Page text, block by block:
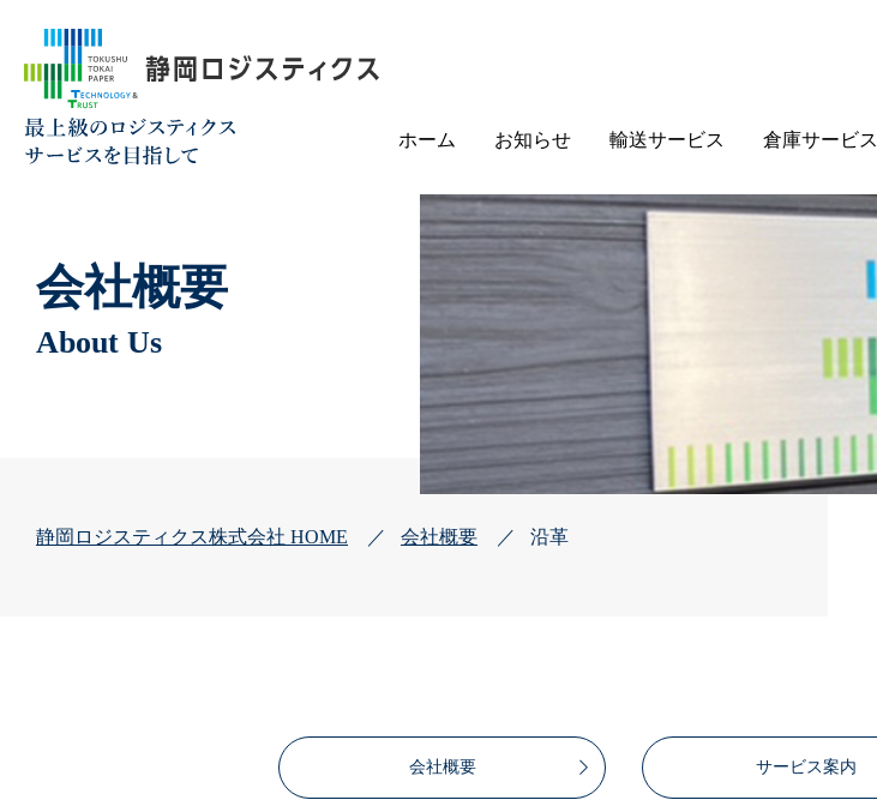
ホーム お知らせ 輸送サービス 倉庫サービス
会社概要
About Us
静岡ロジスティクス株式会社 HOME 会社概要 沿革
会社概要 サービス案内